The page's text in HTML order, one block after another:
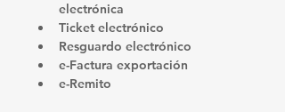
electrónica
Ticket electrónico
Resguardo electrónico
e-Factura exportación
e-Remito